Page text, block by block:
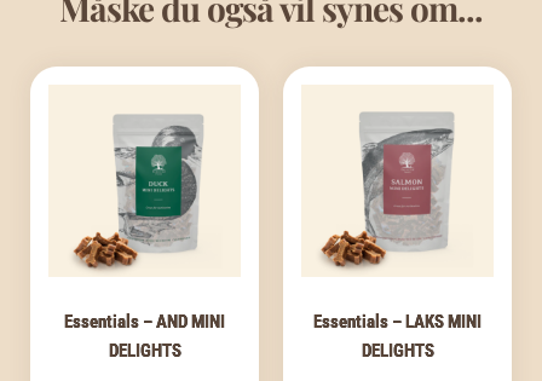
Essentials – AND MINI
DELIGHTS
Essentials – LAKS MINI
DELIGHTS